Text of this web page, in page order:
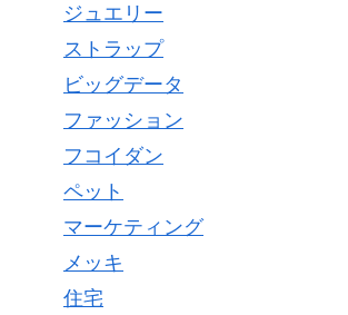
ジュエリー
ストラップ
ビッグデータ
ファッション
フコイダン
ペット
マーケティング
メッキ
住宅